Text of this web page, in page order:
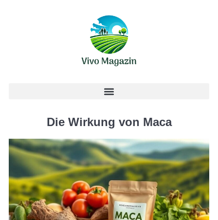
Die Wirkung von Maca